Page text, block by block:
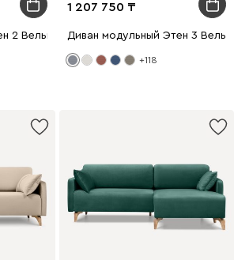
2 Вельвет Молочный
1 207 750
Диван модульный Этен 3
+118